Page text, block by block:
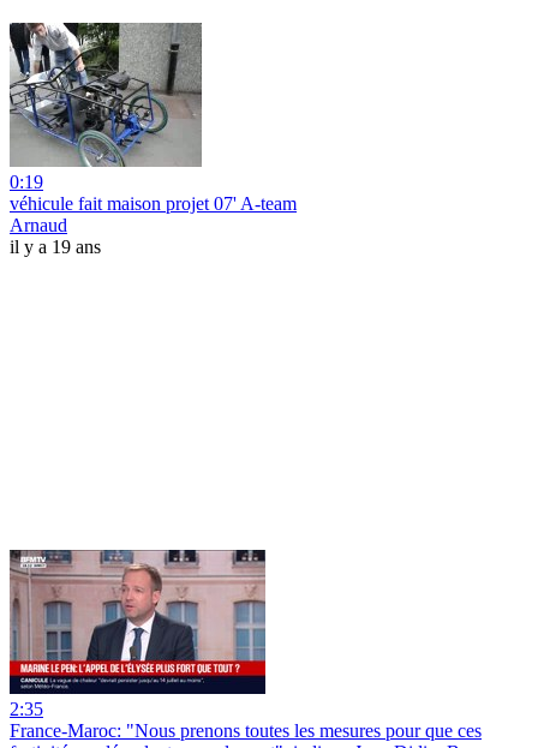
0:19
véhicule fait maison projet 07' A-team
Arnaud
il y a 19 ans
2:35
France-Maroc: "Nous prenons toutes les mesures pour que ces